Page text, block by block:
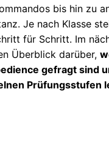
bis hin zu
Je nach Klasse
für Schritt. Im
Überblick darüber,
gefragt sind
Prüfungsstufen